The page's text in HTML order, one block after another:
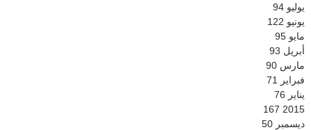
يوليو 94
يونيو 122
مايو 95
أبريل 93
مارس 90
فبراير
71
يناير 76
2015
167
ديسمبر 50